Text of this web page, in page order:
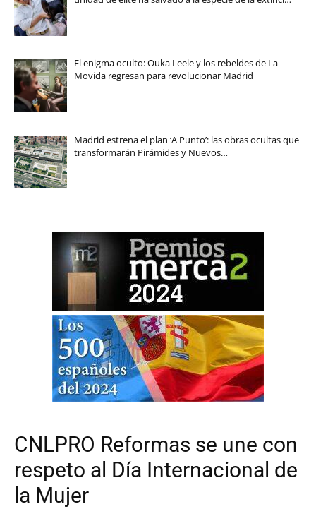
El enigma oculto: Ouka Leele y los rebeldes de La
Movida regresan para revolucionar Madrid
Madrid estrena el plan ‘A Punto’: las obras ocultas que
transformarán Pirámides y Nuevos…
CNLPRO Reformas se une con
respeto al Día Internacional de
la Mujer